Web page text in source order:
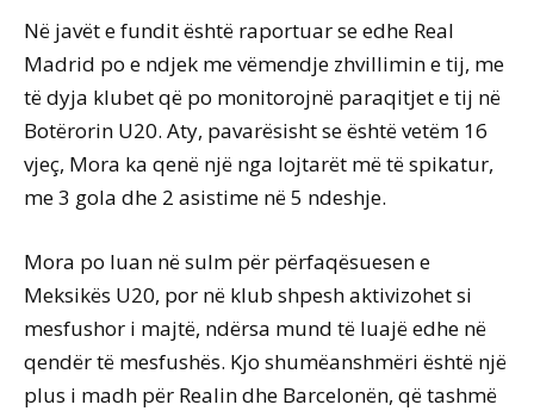
Në javët e fundit është raportuar se edhe Real
Madrid po e ndjek me vëmendje zhvillimin e tij, me
të dyja klubet që po monitorojnë paraqitjet e tij në
Botërorin U20. Aty, pavarësisht se është vetëm 16
vjeç, Mora ka qenë një nga lojtarët më të spikatur,
me 3 gola dhe 2 asistime në 5 ndeshje.
Mora po luan në sulm për përfaqësuesen e
Meksikës U20, por në klub shpesh aktivizohet si
mesfushor i majtë, ndërsa mund të luajë edhe në
qendër të mesfushës. Kjo shumëanshmëri është një
plus i madh për Realin dhe Barcelonën, që tashmë